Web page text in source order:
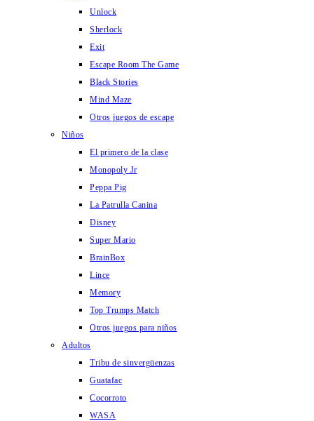
Unlock
Sherlock
Exit
Escape Room The Game
Black Stories
Mind Maze
Otros juegos de escape
Niños
El primero de la clase
Monopoly Jr
Peppa Pig
La Patrulla Canina
Disney
Super Mario
BrainBox
Lince
Memory
Top Trumps Match
Otros juegos para niños
Adultos
Tribu de sinvergüenzas
Guatafac
Cocorroto
WASA